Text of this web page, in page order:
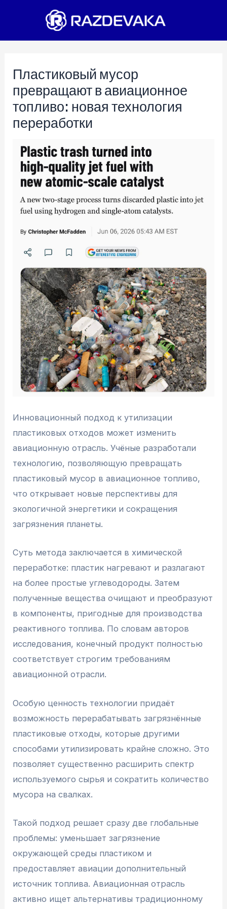
Пластиковый мусор
превращают в авиационное
топливо: новая технология
переработки
Инновационный подход к утилизации
пластиковых отходов может изменить
авиационную отрасль. Учёные разработали
технологию, позволяющую превращать
пластиковый мусор в авиационное топливо,
что открывает новые перспективы для
экологичной энергетики и сокращения
загрязнения планеты.
Суть метода заключается в химической
переработке: пластик нагревают и разлагают
на более простые углеводороды. Затем
полученные вещества очищают и преобразуют
в компоненты, пригодные для производства
реактивного топлива. По словам авторов
исследования, конечный продукт полностью
соответствует строгим требованиям
авиационной отрасли.
Особую ценность технологии придаёт
возможность перерабатывать загрязнённые
пластиковые отходы, которые другими
способами утилизировать крайне сложно. Это
позволяет существенно расширить спектр
используемого сырья и сократить количество
мусора на свалках.
Такой подход решает сразу две глобальные
проблемы: уменьшает загрязнение
окружающей среды пластиком и
предоставляет авиации дополнительный
источник топлива. Авиационная отрасль
активно ищет альтернативы традиционному